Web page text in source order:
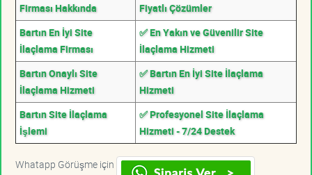
Firması Hakkında
Fiyatlı Çözümler
Bartın En İyi Site
İlaçlama Firması
✅ En Yakın ve Güvenilir Site
İlaçlama Hizmeti
Bartın Onaylı Site
İlaçlama Hizmeti
✅ Bartın En İyi Site İlaçlama
Hizmeti
Bartın Site İlaçlama
İşlemi
✅ Profesyonel Site İlaçlama
Hizmeti - 7/24 Destek
Whatapp Görüşme için